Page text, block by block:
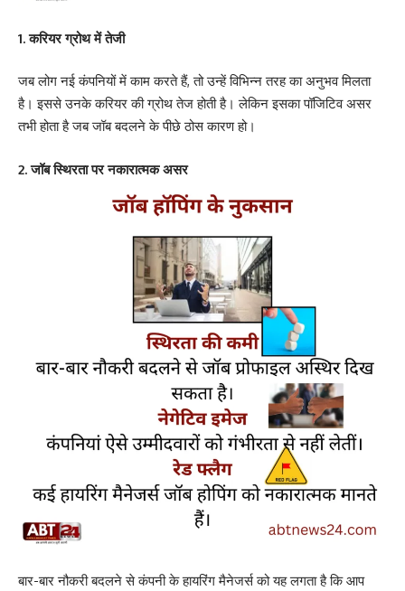
1. करियर ग्रोथ में तेजी
जब लोग नई कंपनियों में काम करते हैं, तो उन्हें विभिन्न तरह का अनुभव मिलता
है। इससे उनके करियर की ग्रोथ तेज होती है। लेकिन इसका पॉजिटिव असर
तभी होता है जब जॉब बदलने के पीछे ठोस कारण हो।
2. जॉब स्थिरता पर नकारात्मक असर
बार-बार नौकरी बदलने से कंपनी के हायरिंग मैनेजर्स को यह लगता है कि आप